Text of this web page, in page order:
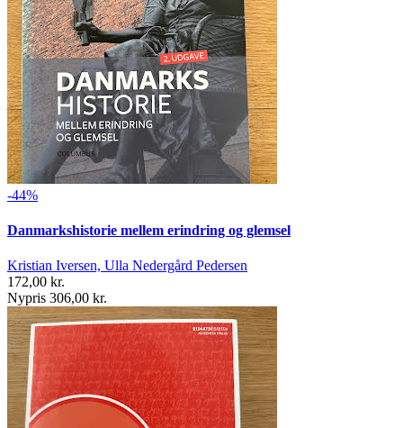
-44%
Danmarkshistorie mellem erindring og glemsel
Kristian Iversen, Ulla Nedergård Pedersen
172,00 kr.
Nypris 306,00 kr.